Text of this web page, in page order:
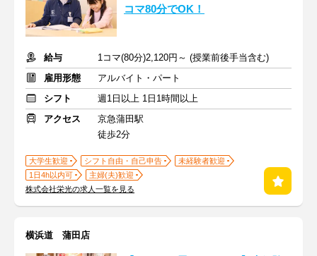
コマ80分でOK！
給与
1コマ(80分)2,120円～ (授業前後手当含む)
雇用形態
アルバイト・パート
シフト
週1日以上 1日1時間以上
アクセス
京急蒲田駅
徒歩2分
大学生歓迎 シフト自由・自己申告
未経験者歓迎
1日4h以内可
主婦(夫)歓迎
株式会社栄光の求人一覧を見る
横浜道 蒲田店